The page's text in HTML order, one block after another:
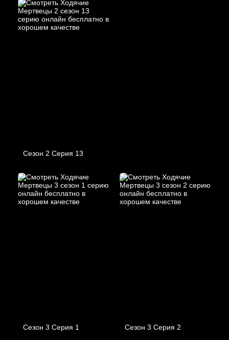
Сезон 2 Серия 13
Сезон 3 Серия 1 Сезон 3 Серия 2